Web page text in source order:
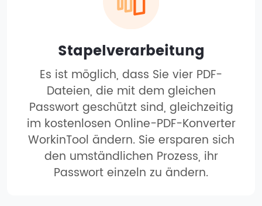
Stapelverarbeitung
Es ist möglich, dass Sie vier PDF-
Dateien, die mit dem gleichen
Passwort geschützt sind, gleichzeitig
im kostenlosen Online-PDF-Konverter
WorkinTool ändern. Sie ersparen sich
den umständlichen Prozess, ihr
Passwort einzeln zu ändern.